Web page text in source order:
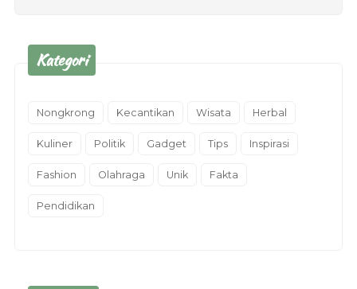
Kategori
Nongkrong Kecantikan Wisata Herbal
Kuliner Politik Gadget Tips Inspirasi
Fashion Olahraga Unik Fakta
Pendidikan